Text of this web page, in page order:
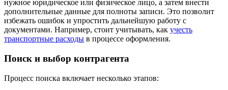
нужное юридическое или физическое лицо, а затем внести
дополнительные данные для полноты записи. Это позволит
избежать ошибок и упростить дальнейшую работу с
документами. Например, стоит учитывать, как учесть
транспортные расходы в процессе оформления.
Поиск и выбор контрагента
Процесс поиска включает несколько этапов: